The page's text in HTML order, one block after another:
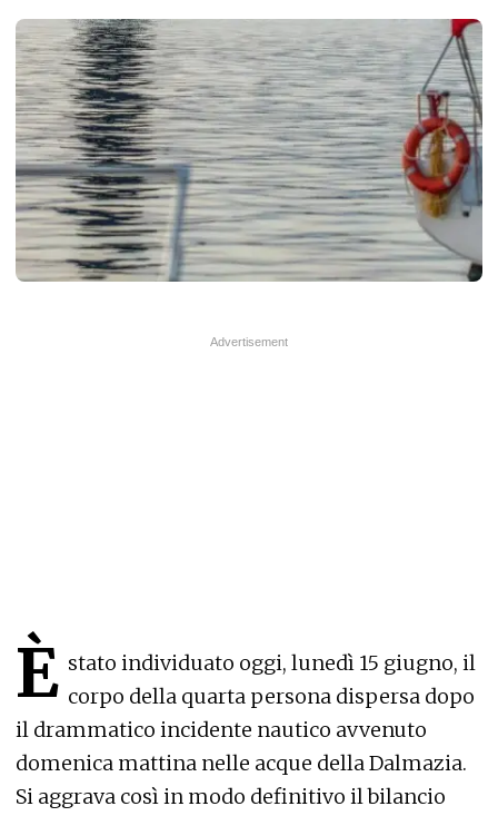
È stato individuato oggi, lunedì 15 giugno, il
corpo della quarta persona dispersa dopo
il drammatico incidente nautico avvenuto
domenica mattina nelle acque della Dalmazia.
Si aggrava così in modo definitivo il bilancio